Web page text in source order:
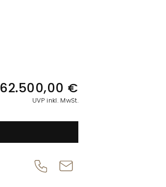
62.500,00 €
UVP inkl. MwSt.